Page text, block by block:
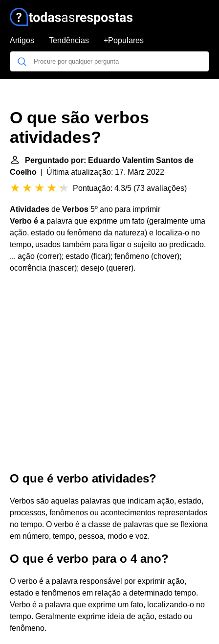
Artigos Tendências +Populares
O que são verbos
atividades?
Perguntado por: Eduardo Valentim Santos de
Coelho | Última atualização: 17. März 2022
Pontuação: 4.3/5 (73 avaliações)
Atividades de Verbos 5º ano para imprimir
Verbo é a palavra que exprime um fato (geralmente uma
ação, estado ou fenômeno da natureza) e localiza-o no
tempo, usados também para ligar o sujeito ao predicado.
... ação (correr); estado (ficar); fenômeno (chover);
ocorrência (nascer); desejo (querer).
O que é verbo atividades?
Verbos são aquelas palavras que indicam ação, estado,
processos, fenômenos ou acontecimentos representados
no tempo. O verbo é a classe de palavras que se flexiona
em número, tempo, pessoa, modo e voz.
O que é verbo para o 4 ano?
O verbo é a palavra responsável por exprimir ação,
estado e fenômenos em relação a determinado tempo.
Verbo é a palavra que exprime um fato, localizando-o no
tempo. Geralmente exprime ideia de ação, estado ou
fenômeno.